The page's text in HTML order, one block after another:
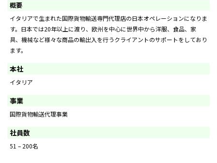
概要
イタリアで生まれた国際貨物輸送専門代理店の日本オペレーションになりま
す。日本では20年以上に渡り、欧州を中心に世界中から洋服、食品、家
具、機械など様々な商品の輸出入を行うクライアントのサポートをしており
ます。
本社
イタリア
事業
国際貨物輸送代理事業
社員数
51 – 200名